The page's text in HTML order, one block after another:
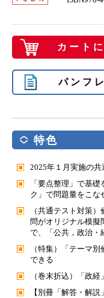
カート
パンフ
特色
2025年１月実施の共
「要点整理」で基
ク」で問題量をこな
（共通テスト対策
問がオリジナル模擬
で、「公共，政治・
（特集）「テーマ
できる
（巻末折込）「政
【別冊「解答・解